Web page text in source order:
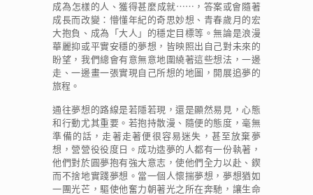
成為怎樣的人、獲得甚麼成就⋯⋯，答案或會隨著
成長而改變：懵懂年紀的奇思妙想、青春歲月的宏
大抱負、成為「大人」的穩定目標等。無論是浪漫
華麗抑或平實安穩的夢想，皆映照出自己對未來的
盼望，我們總會有意無意地圍繞著這些想法，一邊
走、一邊畫一張實現自己所想的地圖，開展追夢的
旅程。
通往夢想的路線是若隱若現，還是顯然易見，心態
和行動尤其重要。若抱持散漫、隨便的態度，毫無
準備的話，走著走著便很容易迷失，甚至放棄夢
想，營營役役度日。成功造夢的人都有一份執著，
他們對於圓夢抱有強大意志，使他們全力以赴、鍥
而不捨地實踐夢想。當一個人懷揣夢想，夢想猶如
一團光芒，驅使他奮力朝著光之所在奔馳，讓生命